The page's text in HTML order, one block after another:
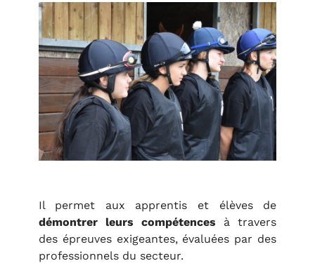
Il permet aux apprentis et élèves de
démontrer leurs compétences à travers
des épreuves exigeantes, évaluées par des
professionnels du secteur.